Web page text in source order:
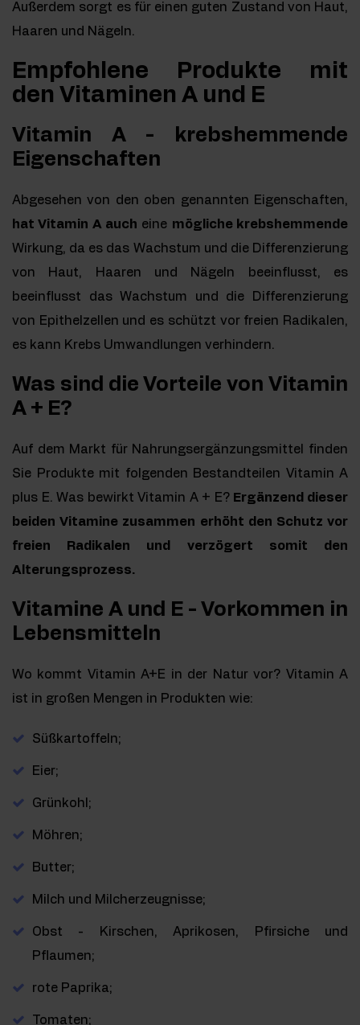
Außerdem sorgt es für einen guten Zustand von Haut,
Haaren und Nägeln.
Empfohlene Produkte mit
den Vitaminen A und E
Vitamin A - krebshemmende
Eigenschaften
Abgesehen von den oben genannten Eigenschaften,
hat Vitamin A auch eine mögliche krebshemmende
Wirkung, da es das Wachstum und die Differenzierung
von Haut, Haaren und Nägeln beeinflusst, es
beeinflusst das Wachstum und die Differenzierung
von Epithelzellen und es schützt vor freien Radikalen,
es kann Krebs Umwandlungen verhindern.
Was sind die Vorteile von Vitamin
A + E?
Auf dem Markt für Nahrungsergänzungsmittel finden
Sie Produkte mit folgenden Bestandteilen Vitamin A
plus E. Was bewirkt Vitamin A + E? Ergänzend dieser
beiden Vitamine zusammen erhöht den Schutz vor
freien Radikalen und verzögert somit den
Alterungsprozess.
Vitamine A und E - Vorkommen in
Lebensmitteln
Wo kommt Vitamin A+E in der Natur vor? Vitamin A
ist in großen Mengen in Produkten wie:
Süßkartoffeln;
Eier;
Grünkohl;
Möhren;
Butter;
Milch und Milcherzeugnisse;
Obst - Kirschen, Aprikosen, Pfirsiche und
Pflaumen;
rote Paprika;
Tomaten;